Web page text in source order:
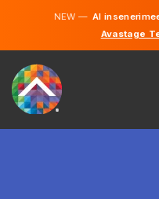
NEW —AI
Avastage